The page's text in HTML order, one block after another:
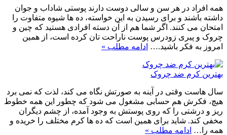
همه افراد در هر سن و سالی دوست دارند پوستی شاداب و جوان
داشته باشند و برای رسیدن به این خواسته، ده ها شیوه متفاوت را
امتحان می کنند. اگر شما هم از آن دسته افرادی هستید که چین و
چروک و پیری زودرس پوست ناراحت تان کرده است، از همین
امروز به فکر باشید.… ادامه مطلب »
بهترین کرم ضد چروک
سال هاست وقتی در آینه به صورتش نگاه می کند، لذت که نمی برد
هیچ، فکرش هم حسابی مشغول می شود که چطور این همه خطوط
ریز و درشتی را که روی پوستش به وجود آمده، از چشم دیگران
مخفی کند. شاید برای همین است که ده ها کرم مختلف را خریده و
همه را… ادامه مطلب »